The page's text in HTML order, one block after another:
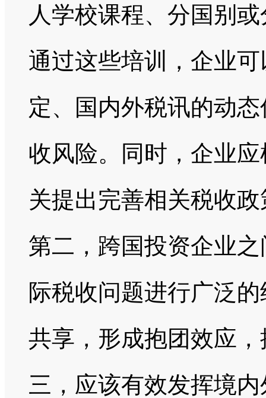
人学校课程、分国别
通过这些培训，企业
定、国内外税讯的动
收风险。同时，企业
关提出完善相关税收
第二，跨国投资企业
际税收问题进行广泛
共享，形成抱团效应
三，应该有效发挥境